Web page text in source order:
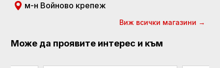
м-н Войново крепеж
Виж всички магазини →
Може да проявите интерес и към